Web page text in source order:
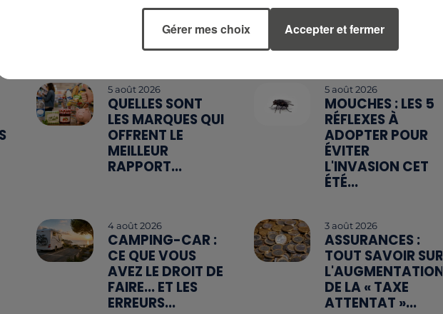
5 août 2026
QUELLES SONT
LES MARQUES QUI
OFFRENT LE
MEILLEUR
RAPPORT...
5 août 2026
MOUCHES : LES 5
RÉFLEXES À
ADOPTER POUR
ÉVITER
L'INVASION CET
ÉTÉ...
4 août 2026
CAMPING-CAR :
CE QUE VOUS
AVEZ LE DROIT DE
FAIRE... ET LES
ERREURS...
3 août 2026
ASSURANCES :
TOUT SAVOIR SUR
L'AUGMENTATION
DE LA « TAXE
ATTENTAT »...
Gérer mes choix Accepter et fermer